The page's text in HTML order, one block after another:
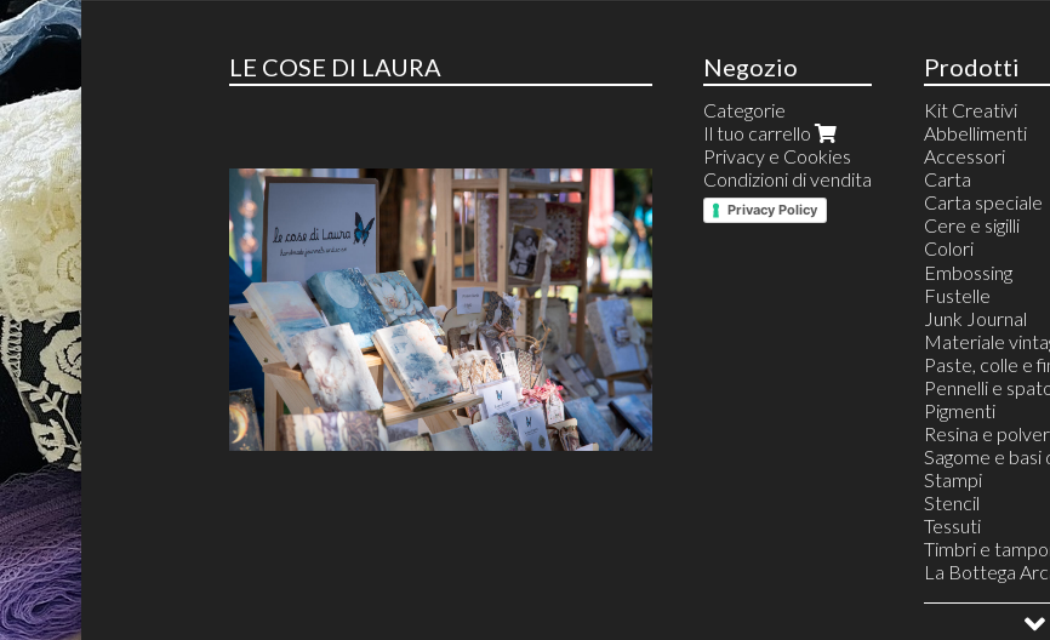
LE COSE DI LAURA Negozio
Categorie
Il tuo carrello
Privacy e Cookies
Condizioni di vendita
Privacy Policy
Prodotti
Kit Creativi
Abbellimenti
Accessori
Carta
Carta speciale
Cere e sigilli
Colori
Aquacolor
Acrilici
Embossing
Fustelle
Junk Journal
Materiale
Paste, colle e
Pennelli e
Pigmenti
Resina e
Sagome e
Stampi
Stencil
Tessuti
Timbri e
La Bottega